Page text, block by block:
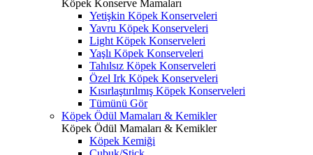
Köpek Konserve Mamaları
Yetişkin Köpek Konserveleri
Yavru Köpek Konserveleri
Light Köpek Konserveleri
Yaşlı Köpek Konserveleri
Tahılsız Köpek Konserveleri
Özel Irk Köpek Konserveleri
Kısırlaştırılmış Köpek Konserveleri
Tümünü Gör
Köpek Ödül Mamaları & Kemikler
Köpek Ödül Mamaları & Kemikler
Köpek Kemiği